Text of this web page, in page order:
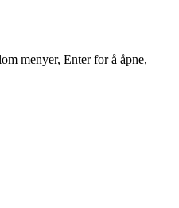
menyer, Enter for å åpne,